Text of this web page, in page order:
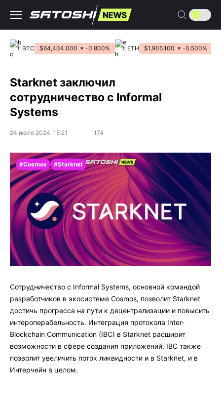
содержанию
BTC $64,404.000 -0.800% ETH $1,905.100 -0.500%
Starknet заключил
сотрудничество с Informal
Systems
24 июля 2024, 15:21 174
#Cosmos #Starknet
Сотрудничество с Informal Systems, основной командой
разработчиков в экосистеме Cosmos, позволит Starknet
достичь прогресса на пути к децентрализации и повысить
интероперабельность. Интеграция протокола Inter-
Blockchain Communication (IBC) в Starknet расширит
возможности в сфере создания приложений. IBC также
позволит увеличить поток ликвидности и в Starknet, и в
Интерчейн в целом.